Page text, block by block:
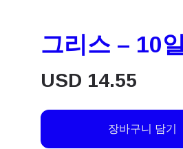
그리스 – 10
USD 14.55
장바구니 담기